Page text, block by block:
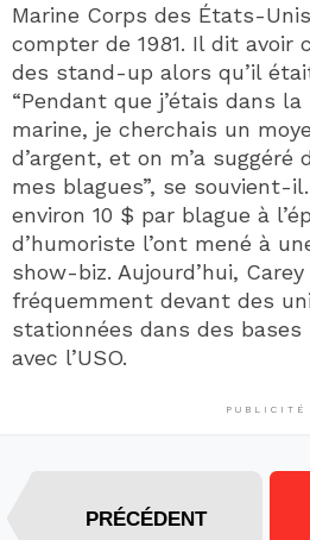
Marine Corps des États-
compter de 1981. Il dit avoir
des stand-up alors qu’il
“Pendant que j’étais dans
marine, je cherchais un
d’argent, et on m’a suggéré
mes blagues”, se souvient-
environ 10 $ par blague à
d’humoriste l’ont mené à
show-biz. Aujourd’hui,
fréquemment devant des
stationnées dans des
avec l’USO.
PUBLICITÉ
PRÉCÉDENT